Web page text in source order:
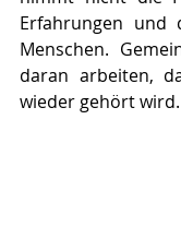
Erfahrungen und
Menschen.
daran arbeiten,
wieder gehört wird.